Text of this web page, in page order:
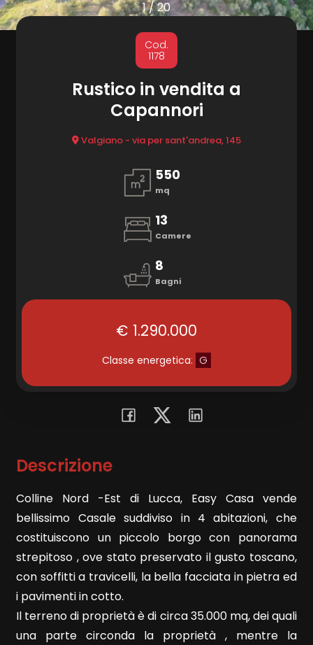
1/20
Cod.
1178
Rustico in vendita a
Capannori
Valgiano - via per sant'andrea, 145
550
mq
13
Camere
8
Bagni
€ 1.290.000
Classe energetica: G
Descrizione
Colline Nord -Est di Lucca, Easy Casa vende
bellissimo Casale suddiviso in 4 abitazioni, che
costituiscono un piccolo borgo con panorama
strepitoso , ove stato preservato il gusto toscano,
con soffitti a travicelli, la bella facciata in pietra ed
i pavimenti in cotto.
Il terreno di proprietà è di circa 35.000 mq, dei quali
una parte circonda la proprietà , mentre la
CONTATTI
Comune
Terreni
Totale
mq